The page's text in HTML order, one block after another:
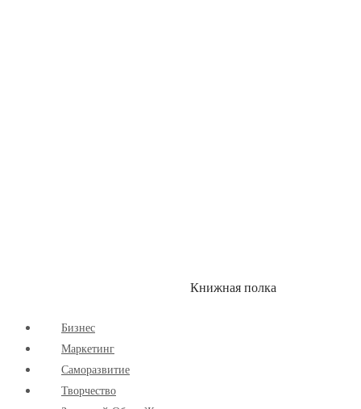
Книжная полка
Бизнес
Маркетинг
Cаморазвитие
Творчество